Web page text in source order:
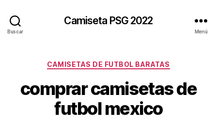
Buscar
Camiseta PSG 2022
Menú
Categorías
CAMISETAS DE FUTBOL BARATAS
comprar camisetas de
futbol mexico